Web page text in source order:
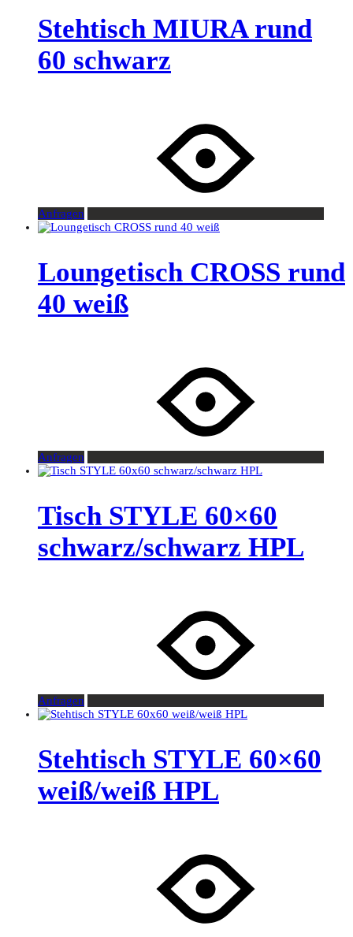
Stehtisch MIURA rund
60 schwarz
Anfragen
Loungetisch CROSS rund
40 weiß
Anfragen
Tisch STYLE 60×60
schwarz/schwarz HPL
Anfragen
Stehtisch STYLE 60×60
weiß/weiß HPL